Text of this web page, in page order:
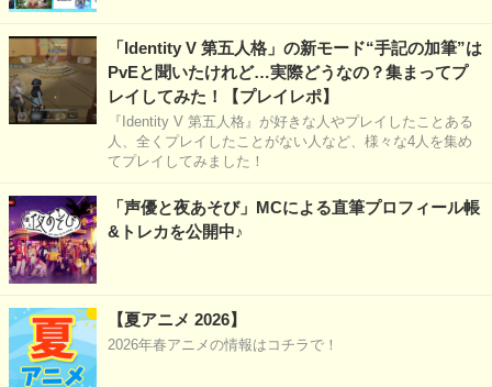
「Identity V 第五人格」の新モード“手記の加筆”は
PvEと聞いたけれど…実際どうなの？集まってプ
レイしてみた！【プレイレポ】
『Identity V 第五人格』が好きな人やプレイしたことある
人、全くプレイしたことがない人など、様々な4人を集め
てプレイしてみました！
「声優と夜あそび」MCによる直筆プロフィール帳
&トレカを公開中♪
【夏アニメ 2026】
2026年春アニメの情報はコチラで！